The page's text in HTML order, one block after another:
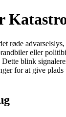
røde
eller
blink
for at give plads